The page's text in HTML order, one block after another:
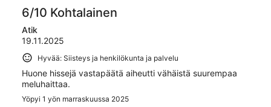
6/10 Kohtalainen
Atik
19.11.2025
Hyvää: Siisteys ja henkilökunta ja palvelu
Huone hissejä vastapäätä aiheutti vähäistä suurempaa
meluhaittaa.
Yöpyi 1 yön marraskuussa 2025